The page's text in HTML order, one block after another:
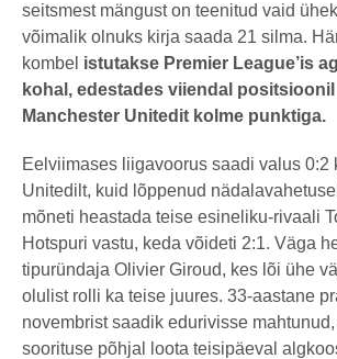
seitsmest mängust on teenitud vaid
võimalik olnuks kirja saada 21 silma.
kombel istutakse Premier League’is
kohal, edestades viiendal
Manchester Unitedit kolme punktiga.
Eelviimases liigavoorus saadi valus 0:2
Unitedilt, kuid lõppenud
mõneti heastada teise esineliku-rivaali
Hotspuri vastu, keda võideti 2:1. Väga
tipuründaja Olivier Giroud, kes lõi ühe
olulist rolli ka teise juures. 33-aastane
novembrist saadik edurivisse
soorituse põhjal loota teisipäeval